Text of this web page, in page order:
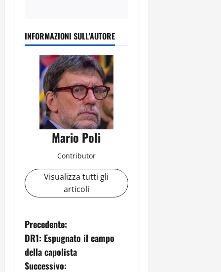
INFORMAZIONI SULL'AUTORE
Mario Poli
Contributor
Visualizza tutti gli
articoli
N
a
Precedente:
DR1: Espugnato il campo
della capolista
Successivo: